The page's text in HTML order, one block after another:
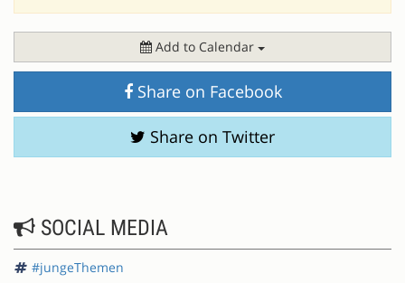
Add to Calendar
Share on Facebook
Share on Twitter
SOCIAL MEDIA
#jungeThemen